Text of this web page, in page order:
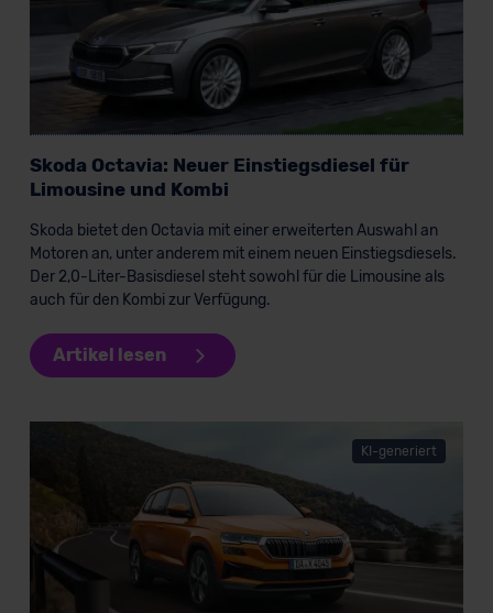
Skoda Octavia: Neuer Einstiegsdiesel für
Limousine und Kombi
Skoda bietet den Octavia mit einer erweiterten Auswahl an
Motoren an, unter anderem mit einem neuen Einstiegsdiesels.
Der 2,0-Liter-Basisdiesel steht sowohl für die Limousine als
auch für den Kombi zur Verfügung.
Artikel lesen
KI-generiert